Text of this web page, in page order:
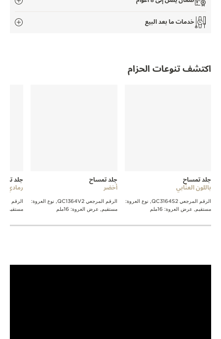
THE SOUND MAKER
STELLAR ODYSSEY
اطّلع على جميع الفعاليات
خدمات ما بعد البيع
اكتشف تنوعات الحزام
جلد تمساح
باللون العنّابي
الرقم المرجعي QC3164S2, نوع العروة:
مستقيم, عرض العروة: 16ملم
جلد تمساح
أخضر
الرقم المرجعي QC1364V2, نوع العروة:
مستقيم, عرض العروة: 16ملم
جلد
رمادي
مستقيم, عرض